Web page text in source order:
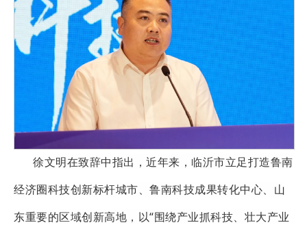
徐文明在致辞中指出，近年来，临沂市立足打造鲁南
经济圈科技创新标杆城市、鲁南科技成果转化中心、山
东重要的区域创新高地，以“围绕产业抓科技、壮大产业